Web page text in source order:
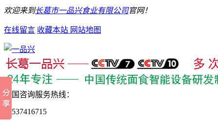
欢迎来到长葛市一品兴食业有限公司官网！
在线留言 收藏本站 网站地图
全国咨询服务热线：
15537416715